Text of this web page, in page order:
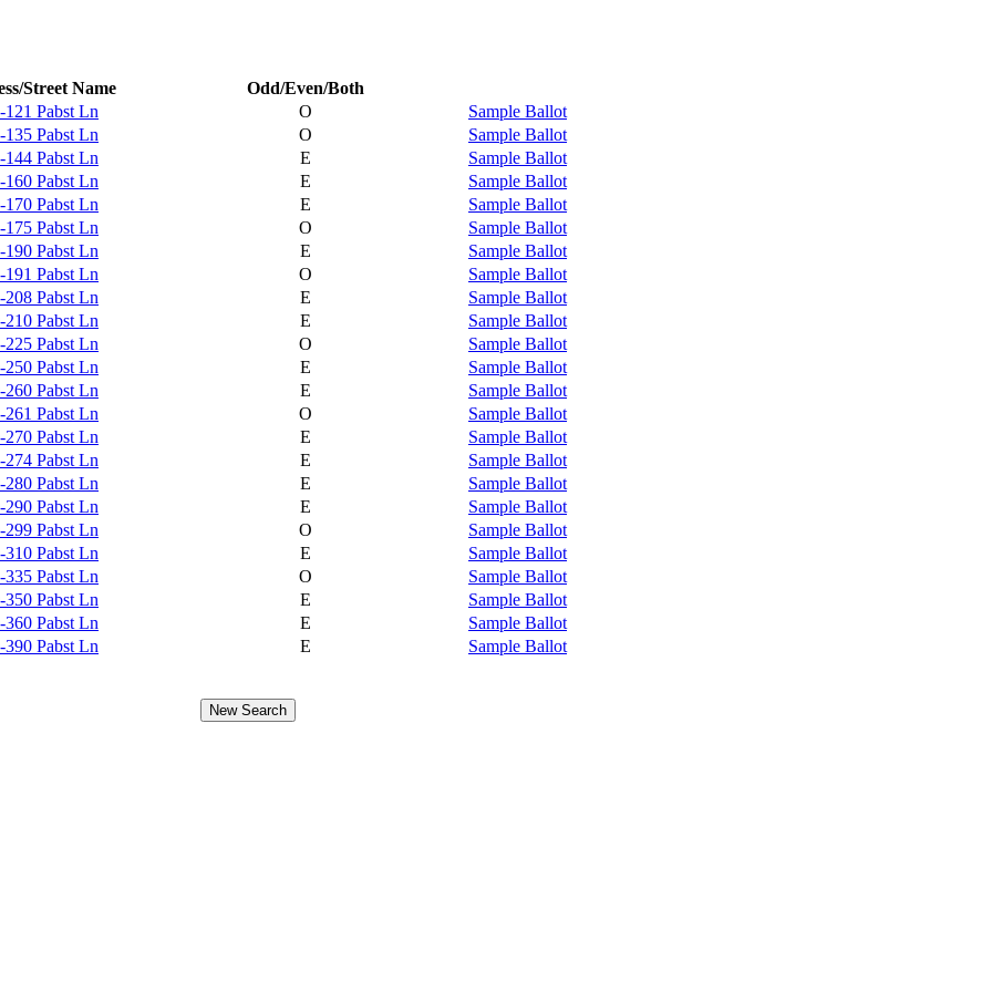
Street Name
Odd/Even/Both
121 Pabst Ln
O
Sample Ballot
135 Pabst Ln
O
Sample Ballot
144 Pabst Ln
E
Sample Ballot
160 Pabst Ln
E
Sample Ballot
170 Pabst Ln
E
Sample Ballot
175 Pabst Ln
O
Sample Ballot
190 Pabst Ln
E
Sample Ballot
191 Pabst Ln
O
Sample Ballot
208 Pabst Ln
E
Sample Ballot
210 Pabst Ln
E
Sample Ballot
225 Pabst Ln
O
Sample Ballot
250 Pabst Ln
E
Sample Ballot
260 Pabst Ln
E
Sample Ballot
261 Pabst Ln
O
Sample Ballot
270 Pabst Ln
E
Sample Ballot
274 Pabst Ln
E
Sample Ballot
280 Pabst Ln
E
Sample Ballot
290 Pabst Ln
E
Sample Ballot
299 Pabst Ln
O
Sample Ballot
310 Pabst Ln
E
Sample Ballot
335 Pabst Ln
O
Sample Ballot
350 Pabst Ln
E
Sample Ballot
360 Pabst Ln
E
Sample Ballot
390 Pabst Ln
E Sample Ballot